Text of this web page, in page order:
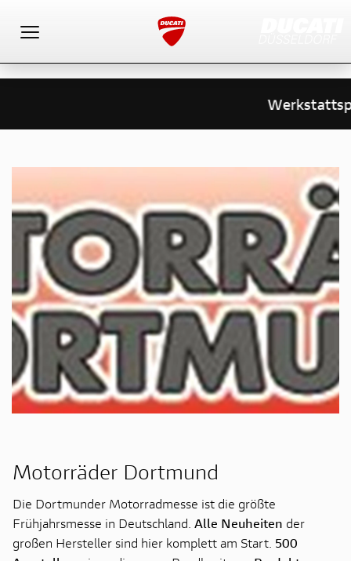
Motorräder Dortmund
Die Dortmunder Motorradmesse ist die größte
Frühjahrsmesse in Deutschland. Alle Neuheiten der
großen Hersteller sind hier komplett am Start. 500